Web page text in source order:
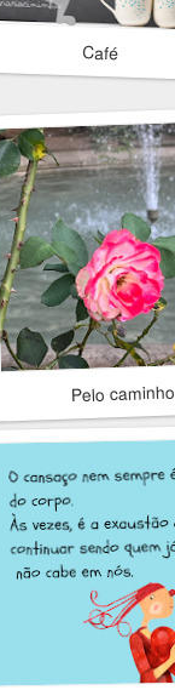
Café
Pelo caminho